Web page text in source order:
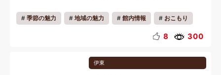
季節の魅力 地域の魅力 館内情報 おこもり
ゴールデンウィーク
8 300
伊東